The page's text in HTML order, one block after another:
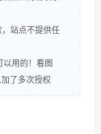
站点不提供任
以用的！看图
了多次授权